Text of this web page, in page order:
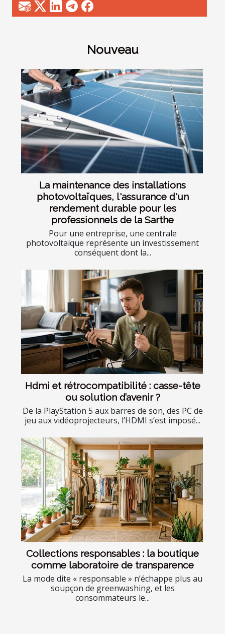
Nouveau
La maintenance des installations
photovoltaïques, l'assurance d'un
rendement durable pour les
professionnels de la Sarthe
Pour une entreprise, une centrale
photovoltaïque représente un investissement
conséquent dont la...
Hdmi et rétrocompatibilité : casse-tête
ou solution d’avenir ?
De la PlayStation 5 aux barres de son, des PC de
jeu aux vidéoprojecteurs, l’HDMI s’est imposé...
Collections responsables : la boutique
comme laboratoire de transparence
La mode dite « responsable » n’échappe plus au
soupçon de greenwashing, et les
consommateurs le...